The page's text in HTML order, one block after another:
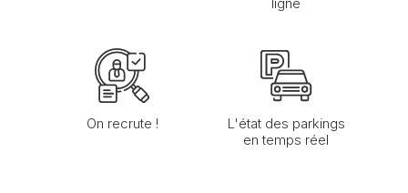
On recrute !
L'état des parkings
en temps réel